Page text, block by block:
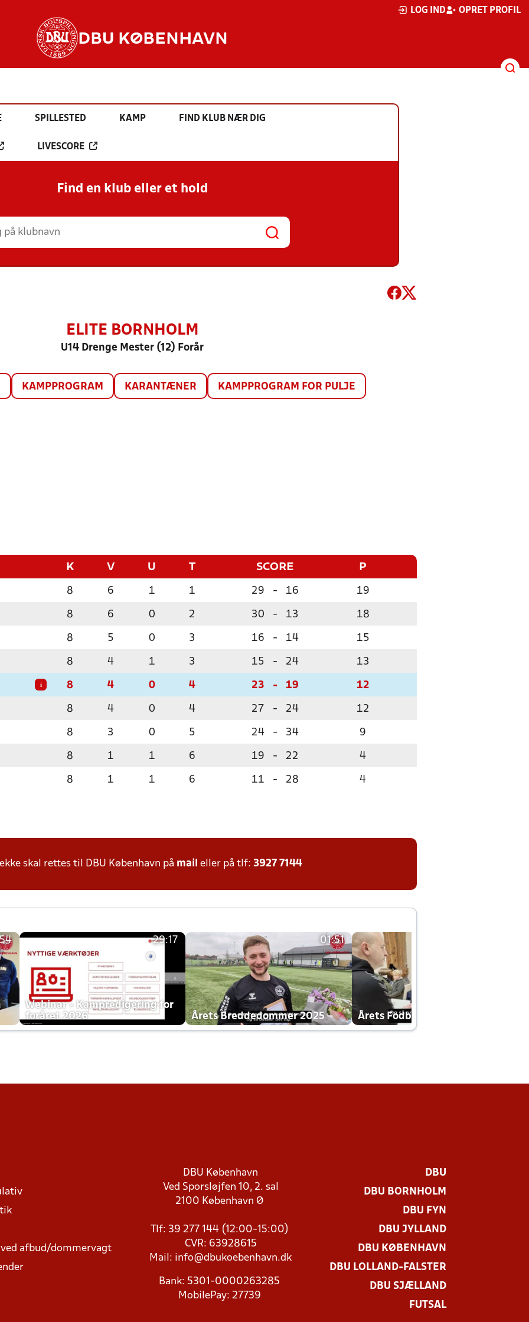
LOG IND OPRET PROFIL
DBU KØBENHAVN
SPILLESTED KAMP FIND KLUB NÆR DIG
LIVESCORE
Find en klub eller et hold
ELITE BORNHOLM
U14 Drenge Mester (12) Forår
KAMPPROGRAM KARANTÆNER KAMPPROGRAM FOR PULJE
K V U T SCORE P
8 6 1 1 29 - 16 19
8 6 0 2 30 - 13 18
8 5 0 3 16 - 14 15
8 4 1 3 15 - 24 13
i 8 4 0 4 23 - 19 12
8 4 0 4 27 - 24 12
8 3 0 5 24 - 34 9
8 1 1 6 19 - 22 4
8 1 1 6 11 - 28 4
skal rettes til DBU København på mail eller på tlf: 3927 7144
29:17
Webinar - Kampredigering for
foråret 2026
01:51
Årets Breddedommer 2025 Årets Fodboldklub 2025 mp4
afbud/dommervagt
DBU København
Ved Sporsløjfen 10, 2. sal
2100 København Ø
Tlf: 39 277 144 (12:00-15:00)
CVR: 63928615
Mail: info@dbukoebenhavn.dk
Bank: 5301-0000263285
MobilePay: 27739
DBU
DBU BORNHOLM
DBU FYN
DBU JYLLAND
DBU KØBENHAVN
DBU LOLLAND-FALSTER
DBU SJÆLLAND
FUTSAL